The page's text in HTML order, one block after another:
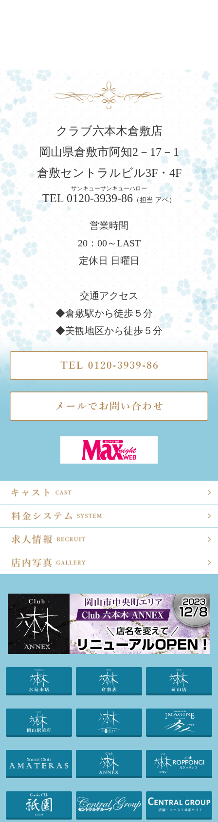
クラブ六本木倉敷店
岡山県倉敷市阿知2－17－1
倉敷セントラルビル3F・4F
サンキューサンキューハロー
TEL 0120-3939-86 （担当 アベ）
営業時間
20：00～LAST
定休日 日曜日
交通アクセス
◆倉敷駅から徒歩５分
◆美観地区から徒歩５分